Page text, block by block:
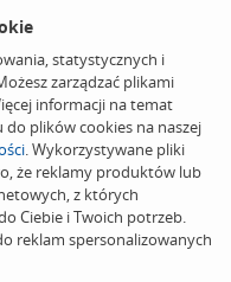
statystycznych i
zarządzać plikami
informacji na temat
plików cookies na naszej
. Wykorzystywane pliki
że reklamy produktów lub
z których
Ciebie i Twoich potrzeb.
reklam spersonalizowanych